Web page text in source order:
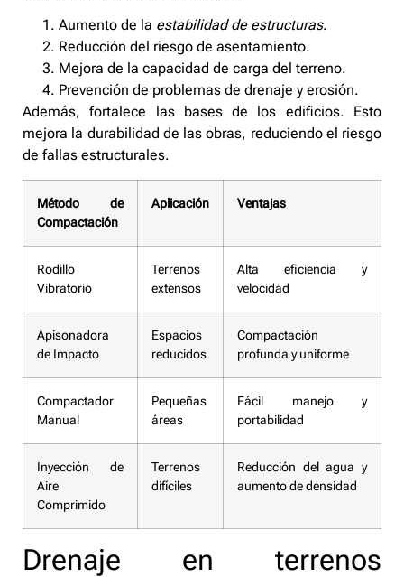
Aumento de la estabilidad de estructuras.
Reducción del riesgo de asentamiento.
Mejora de la capacidad de carga del terreno.
Prevención de problemas de drenaje y erosión.
Además, fortalece las bases de los edificios. Esto
mejora la durabilidad de las obras, reduciendo el riesgo
de fallas estructurales.
Método de
Compactación
Aplicación Ventajas
Rodillo
Vibratorio
Terrenos
extensos
Alta eficiencia y
velocidad
Apisonadora
de Impacto
Espacios
reducidos
Compactación
profunda y uniforme
Compactador
Manual
Pequeñas
áreas
Fácil manejo y
portabilidad
Inyección de
Aire
Comprimido
Terrenos
difíciles
Reducción del agua y
aumento de densidad
Drenaje en terrenos